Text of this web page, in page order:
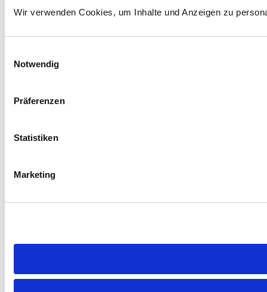
Wir verwenden Cookies, um Inhalte und Anzeigen zu
Notwendig
Präferenzen
Statistiken
Marketing